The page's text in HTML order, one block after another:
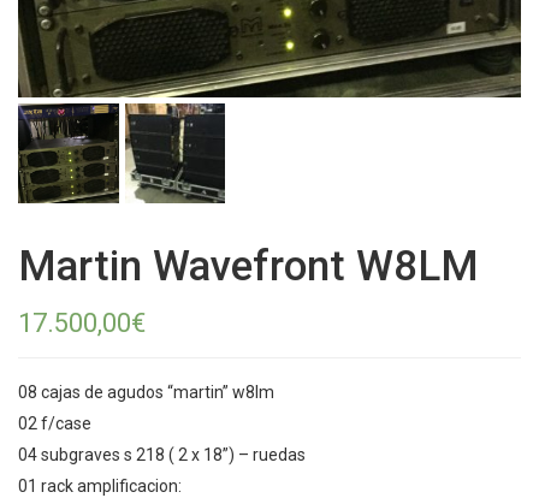
Martin Wavefront W8LM
17.500,00€
08 cajas de agudos “martin” w8lm
02 f/case
04 subgraves s 218 ( 2 x 18”) – ruedas
01 rack amplificacion: